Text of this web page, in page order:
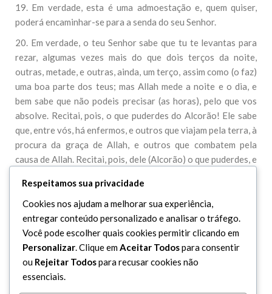
19. Em verdade, esta é uma admoestação e, quem quiser,
poderá encaminhar-se para a senda do seu Senhor.
20. Em verdade, o teu Senhor sabe que tu te levantas para
rezar, algumas vezes mais do que dois terços da noite,
outras, metade, e outras, ainda, um terço, assim como (o faz)
uma boa parte dos teus; mas Allah mede a noite e o dia, e
bem sabe que não podeis precisar (as horas), pelo que vos
absolve. Recitai, pois, o que puderdes do Alcorão! Ele sabe
que, entre vós, há enfermos, e outros que viajam pela terra, à
procura da graça de Allah, e outros que combatem pela
causa de Allah. Recitai, pois, dele (Alcorão) o que puderdes, e
empréstimo. E todo o bem que fizerdes, será em favor às
vossas almas, e achareis a sua recompensa em Allah, o Qual
é preferível e mais recompensador. Implorai, pois, o perdão
de Allah, porque Allah é Indulgente, Misericordioso.
Respeitamos sua privacidade
Cookies nos ajudam a melhorar sua experiência,
entregar conteúdo personalizado e analisar o tráfego.
Você pode escolher quais cookies permitir clicando em
Personalizar. Clique emAceitar Todospara consentir
ou Rejeitar Todospara recusar cookies não
essenciais.